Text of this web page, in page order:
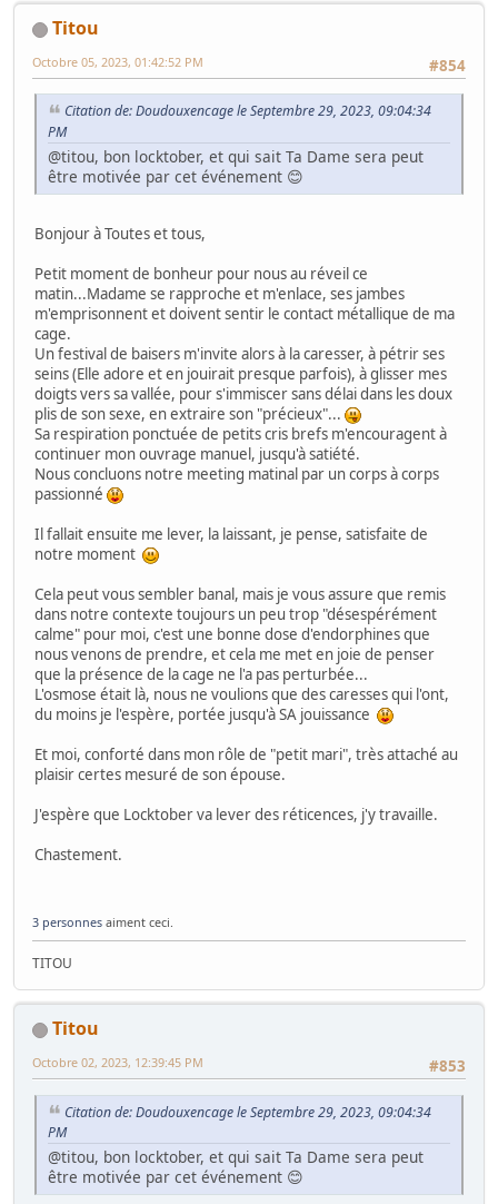
Titou
#854
Octobre 05, 2023, 01:42:52 PM
Citation de: Doudouxencage le Septembre 29, 2023, 09:04:34
PM
@titou, bon locktober, et qui sait Ta Dame sera peut
être motivée par cet événement 😊
Bonjour à Toutes et tous,
Petit moment de bonheur pour nous au réveil ce
matin...Madame se rapproche et m'enlace, ses jambes
m'emprisonnent et doivent sentir le contact métallique de ma
cage.
Un festival de baisers m'invite alors à la caresser, à pétrir ses
seins (Elle adore et en jouirait presque parfois), à glisser mes
doigts vers sa vallée, pour s'immiscer sans délai dans les doux
plis de son sexe, en extraire son "précieux"...
Sa respiration ponctuée de petits cris brefs m'encouragent à
continuer mon ouvrage manuel, jusqu'à satiété.
Nous concluons notre meeting matinal par un corps à corps
passionné
Il fallait ensuite me lever, la laissant, je pense, satisfaite de
notre moment
Cela peut vous sembler banal, mais je vous assure que remis
dans notre contexte toujours un peu trop "désespérément
calme" pour moi, c'est une bonne dose d'endorphines que
nous venons de prendre, et cela me met en joie de penser
que la présence de la cage ne l'a pas perturbée...
L'osmose était là, nous ne voulions que des caresses qui l'ont,
du moins je l'espère, portée jusqu'à SA jouissance
Et moi, conforté dans mon rôle de "petit mari", très attaché au
plaisir certes mesuré de son épouse.
J'espère que Locktober va lever des réticences, j'y travaille.
Chastement.
3 personnes aiment ceci.
TITOU
Titou
#853
Octobre 02, 2023, 12:39:45 PM
Citation de: Doudouxencage le Septembre 29, 2023, 09:04:34
PM
@titou, bon locktober, et qui sait Ta Dame sera peut
être motivée par cet événement 😊